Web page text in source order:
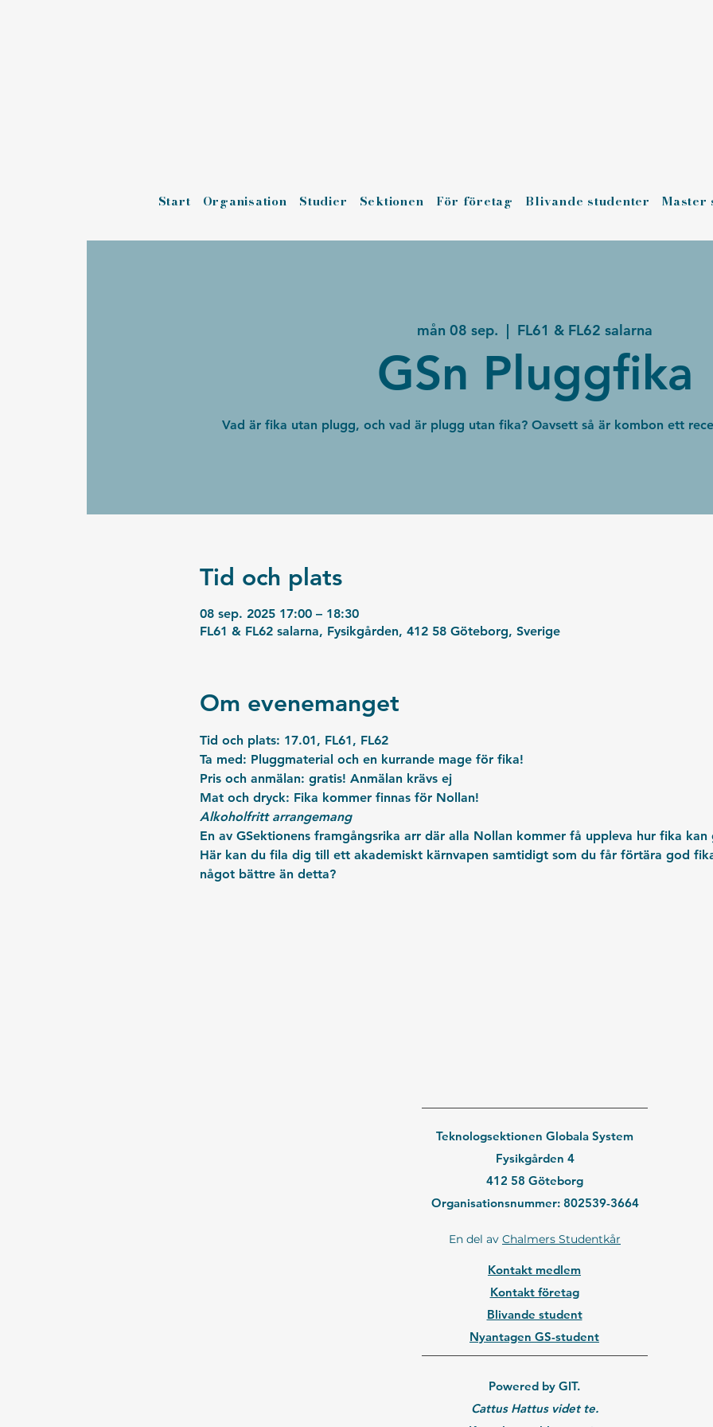
Start Organisation Studier Sektionen För företag Blivande studenter Master
mån 08 sep.
  |
FL61 & FL62 salarna
GSn Pluggfika
Vad är fika utan plugg, och vad är plugg utan fika? Oavsett så är kombon ett
Tid och plats
08 sep. 2025 17:00 – 18:30
FL61 & FL62 salarna, Fysikgården, 412 58 Göteborg, Sverige
Om evenemanget
Tid och plats: 17.01, FL61, FL62
Ta med: Pluggmaterial och en kurrande mage för fika!
Pris och anmälan: gratis! Anmälan krävs ej
Mat och dryck: Fika kommer finnas för Nollan!
Alkoholfritt arrangemang
En av GSektionens framgångsrika arr där alla Nollan kommer få uppleva hur fika
Här kan du fila dig till ett akademiskt kärnvapen samtidigt som du får förtära god
något bättre än detta?
Teknologsektionen Globala System
Fysikgården 4
412 58 Göteborg
Organisationsnummer: 802539-3664
En del av Chalmers Studentkår
Kontakt medlem
Kontakt företag
Blivande student
Nyantagen GS-student
Powered by GIT.
Cattus Hattus videt te.